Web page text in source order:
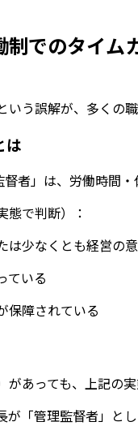
でのタイ
いう誤解が、多く
は
者」は、労働時間
態で判断）：
は少なくとも経営の
ている
保障されている
あっても、上記の
「管理監督者」と